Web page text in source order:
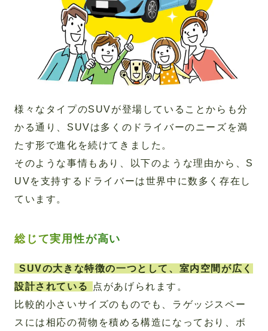
様々なタイプのSUVが登場していることからも分
かる通り、SUVは多くのドライバーのニーズを満
たす形で進化を続けてきました。
そのような事情もあり、以下のような理由から、S
UVを支持するドライバーは世界中に数多く存在し
ています。
総じて実用性が高い
SUVの大きな特徴の一つとして、室内空間が広く
設計されている
点があげられます。
比較的小さいサイズのものでも、ラゲッジスペー
スには相応の荷物を積める構造になっており、ボ